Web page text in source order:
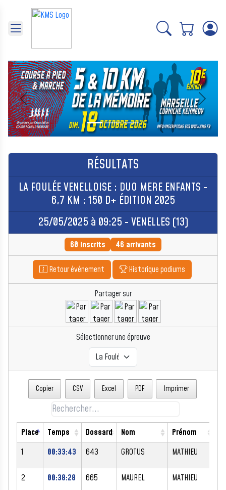
Précédent Suivant
RÉSULTATS
LA FOULÉE VENELLOISE : DUO MERE ENFANTS -
6,7 KM : 150 D+ ÉDITION 2025
25/05/2025 à 09:25 - VENELLES (13)
60 inscrits 46 arrivants
Retour événement Historique podiums
Partager sur
Sélectionner une épreuve
Copier CSV Excel PDF Imprimer
Place Temps Dossard Nom Prénom
1
00:33:43 643 GROTUS MATHIEU
2 00:38:28 665 MAUREL MATHIEU
Panneau de gestion des cookies